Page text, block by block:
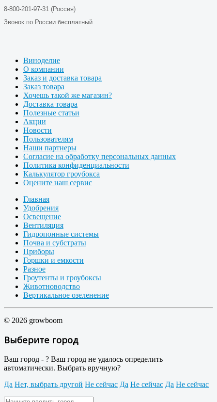
8-800-201-97-31 (Россия)
Звонок по России бесплатный
Виноделие
О компании
Заказ и доставка товара
Заказ товара
Хочешь такой же магазин?
Доставка товара
Полезные статьи
Акции
Новости
Пользователям
Наши партнеры
Согласие на обработку персональных данных
Политика конфиденциальности
Калькулятор гроубокса
Оцените наш сервис
Главная
Удобрения
Освещение
Вентиляция
Гидропонные системы
Почва и субстраты
Приборы
Горшки и емкости
Разное
Гроутенты и гроубоксы
Животноводство
Вертикальное озеленение
© 2026 growboom
Выберите город
Ваш город - ? Ваш город не удалось определить
автоматически. Выбрать вручную?
Да Нет, выбрать другой Не сейчас Да Не сейчас Да Не сейчас